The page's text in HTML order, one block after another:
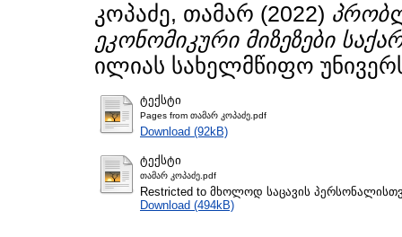
კოპაძე, თამარ (2022)
ეკონომიკური მიზეზები
ილიას სახელმწიფო
ტექსტი
Pages from თამარ კოპაძე.pdf
Download (92kB)
ტექსტი
თამარ კოპაძე.pdf
Restricted to მხოლოდ საცავის
Download (494kB)